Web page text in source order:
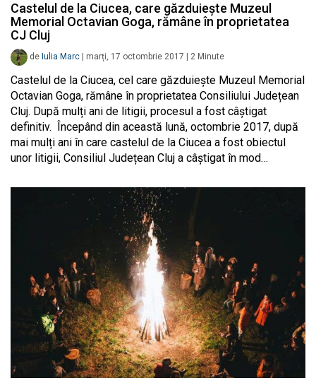
Castelul de la Ciucea, care găzduiește Muzeul
Memorial Octavian Goga, rămâne în proprietatea
CJ Cluj
de Iulia Marc marți, 17 octombrie 2017 2 Minute
Castelul de la Ciucea, cel care găzduiește Muzeul Memorial
Octavian Goga, rămâne în proprietatea Consiliului Județean
Cluj. După mulți ani de litigii, procesul a fost câștigat
definitiv. Începând din această lună, octombrie 2017, după
mai mulți ani în care castelul de la Ciucea a fost obiectul
unor litigii, Consiliul Județean Cluj a câștigat în mod…